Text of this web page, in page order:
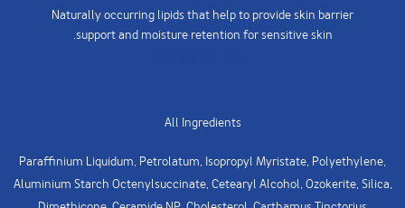
Naturally occurring lipids that help to provide skin barrier
support and moisture retention for sensitive skin.
All Ingredients
Paraffinium Liquidum, Petrolatum, Isopropyl Myristate, Polyethylene,
Aluminium Starch Octenylsuccinate, Cetearyl Alcohol, Ozokerite, Silica,